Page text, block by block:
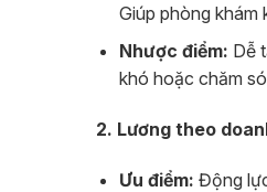
Giúp phòng khám
Nhược điểm: Dễ
khó hoặc chăm
2. Lương theo
Ưu điểm: Động